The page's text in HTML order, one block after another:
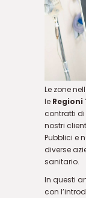
Le zone
le Regioni
contratti
nostri
Pubblici e
diverse
sanitario.
In questi
con